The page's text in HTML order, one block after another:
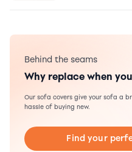
Behind the seams
Why replace when
Our sofa covers give your sofa a
hassle of buying new.
Find your